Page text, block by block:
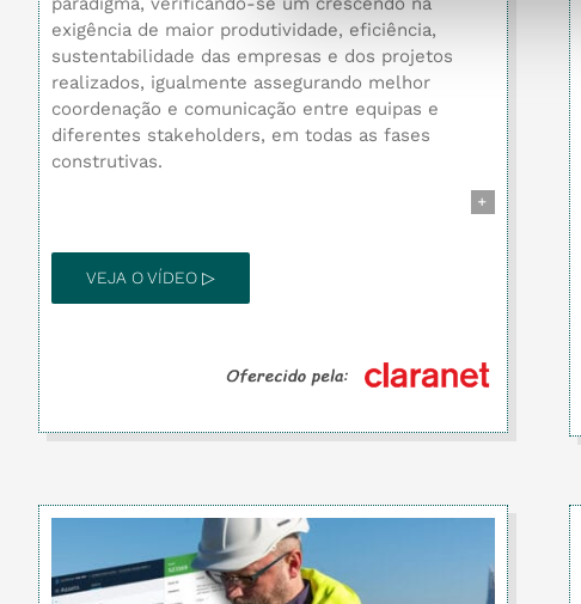
exigência de maior produtividade, eficiência,
sustentabilidade das empresas e dos projetos
realizados, igualmente assegurando melhor
coordenação e comunicação entre equipas e
diferentes stakeholders, em todas as fases
construtivas.
VEJA O VÍDEO ▷